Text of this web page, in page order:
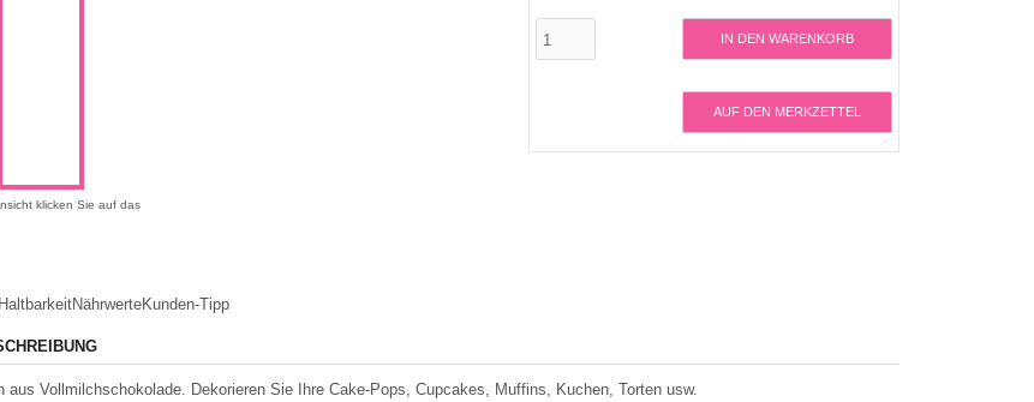
klicken Sie auf das
IN DEN WARENKORB
AUF DEN MERKZETTEL
HaltbarkeitNährwerteKunden-Tipp
aus Vollmilchschokolade. Dekorieren Sie Ihre Cake-Pops, Cupcakes, Muffins, Kuchen, Torten usw.